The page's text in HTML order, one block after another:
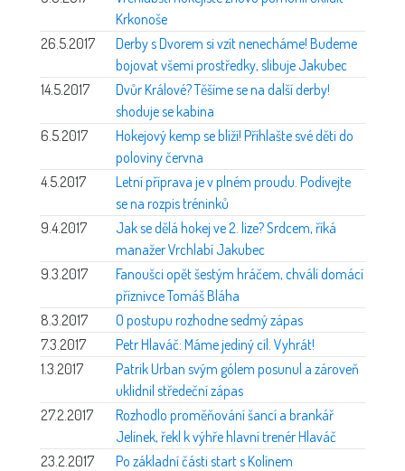
Krkonoše
26.5.2017
Derby s Dvorem si vzít nenecháme! Budeme
bojovat všemi prostředky, slibuje Jakubec
14.5.2017
Dvůr Králové? Těšíme se na další derby!
shoduje se kabina
6.5.2017
Hokejový kemp se blíží! Příhlašte své děti do
poloviny června
4.5.2017
Letní příprava je v plném proudu. Podívejte
se na rozpis tréninků
9.4.2017
Jak se dělá hokej ve 2. lize? Srdcem, říká
manažer Vrchlabí Jakubec
9.3.2017
Fanoušci opět šestým hráčem, chválí domácí
příznivce Tomáš Bláha
8.3.2017
O postupu rozhodne sedmý zápas
7.3.2017
Petr Hlaváč: Máme jediný cíl. Vyhrát!
1.3.2017
Patrik Urban svým gólem posunul a zároveň
uklidnil středeční zápas
27.2.2017
Rozhodlo proměňování šancí a brankář
Jelínek, řekl k výhře hlavní trenér Hlaváč
23.2.2017
Po základní části start s Kolínem